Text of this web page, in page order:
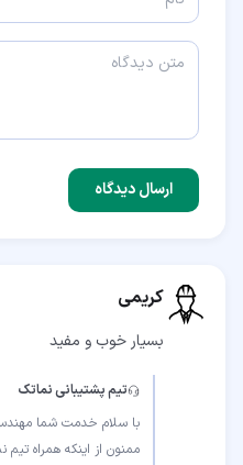
ارسال دیدگاه
کریمی
بسیار خوب و مفید
تیم پشتیبانی نماتک